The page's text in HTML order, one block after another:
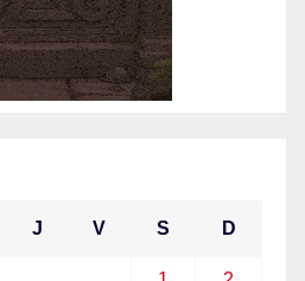
J V S D